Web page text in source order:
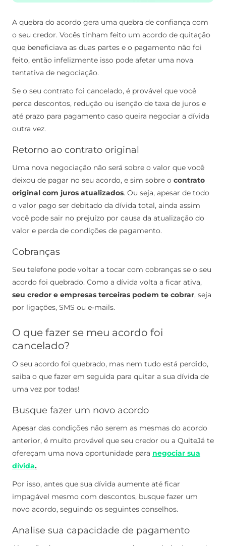
A quebra do acordo gera uma quebra de confiança com
o seu credor. Vocês tinham feito um acordo de quitação
que beneficiava as duas partes e o pagamento não foi
feito, então infelizmente isso pode afetar uma nova
tentativa de negociação.
Se o seu contrato foi cancelado, é provável que você
perca descontos, redução ou isenção de taxa de juros e
até prazo para pagamento caso queira negociar a dívida
outra vez.
Retorno ao contrato original
Uma nova negociação não será sobre o valor que você
deixou de pagar no seu acordo, e sim sobre o contrato
original com juros atualizados. Ou seja, apesar de todo
o valor pago ser debitado da dívida total, ainda assim
você pode sair no prejuízo por causa da atualização do
valor e perda de condições de pagamento.
Cobranças
Seu telefone pode voltar a tocar com cobranças se o seu
acordo foi quebrado. Como a dívida volta a ficar ativa,
seu credor e empresas terceiras podem te cobrar, seja
por ligações, SMS ou e-mails.
O que fazer se meu acordo foi
cancelado?
O seu acordo foi quebrado, mas nem tudo está perdido,
saiba o que fazer em seguida para quitar a sua dívida de
uma vez por todas!
Busque fazer um novo acordo
Apesar das condições não serem as mesmas do acordo
anterior, é muito provável que seu credor ou a QuiteJá te
ofereçam uma nova oportunidade para negociar sua
dívida.
Por isso, antes que sua dívida aumente até ficar
impagável mesmo com descontos, busque fazer um
novo acordo, seguindo os seguintes conselhos.
Analise sua capacidade de pagamento